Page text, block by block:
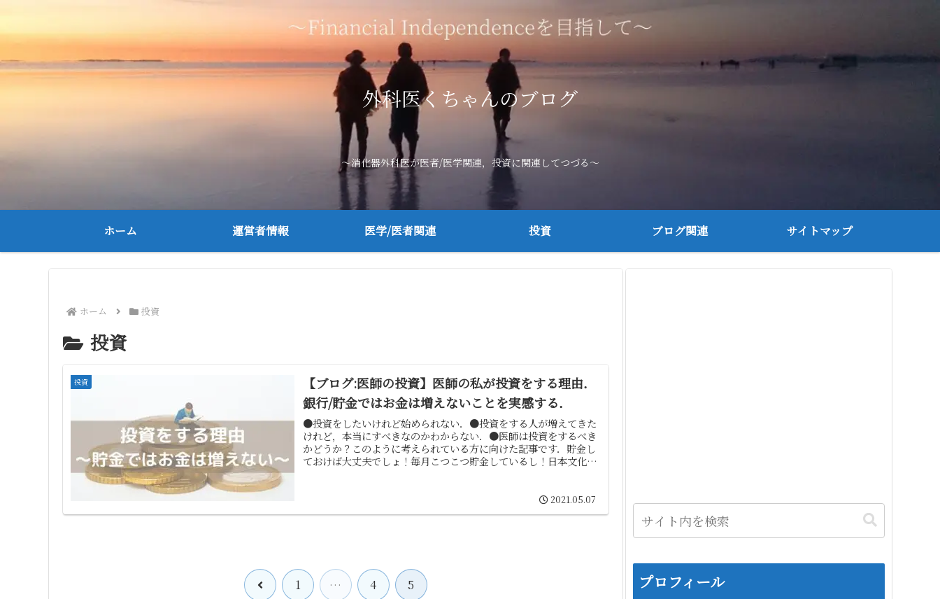
外科医くちゃんのブログ
～消化器外科医が医者/医学関連，投資に関連してつづる～
ホーム 運営者情報 医学/医者関連 投資 ブログ関連 サイトマップ
ホーム 投資
投資
投資
【ブログ:医師の投資】医師の私が投資をする理由．
銀行/貯金ではお金は増えないことを実感する．
●投資をしたいけれど始められない．●投資をする人が増えてきた
けれど，本当にすべきなのかわからない．●医師は投資をするべき
かどうか？このように考えられている方に向けた記事です．貯金し
ておけば大丈夫でしょ！毎月こつこつ貯金しているし！日本文化
2021.05.07
前
1 … 4 5 プロフィール